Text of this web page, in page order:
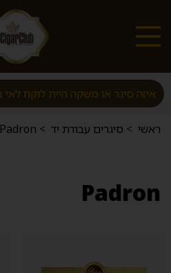
ראשי > סיגרים עבודת יד >
Padron
Padron